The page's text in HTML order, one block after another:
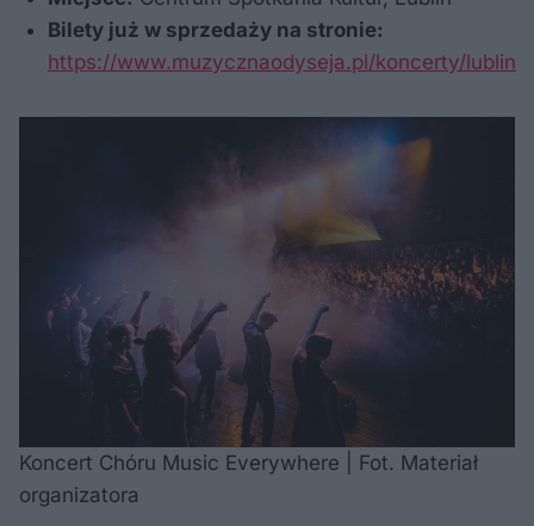
Bilety już w sprzedaży na stronie:
https://www.muzycznaodyseja.pl/koncerty/lublin
Koncert Chóru Music Everywhere | Fot. Materiał
organizatora